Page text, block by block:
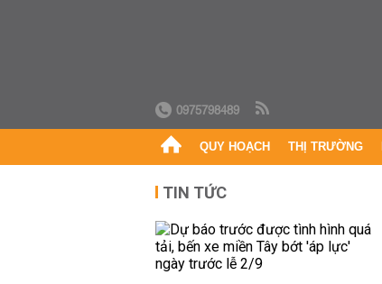
0975798489
QUY HOẠCH THỊ TRƯỜNG
TIN TỨC